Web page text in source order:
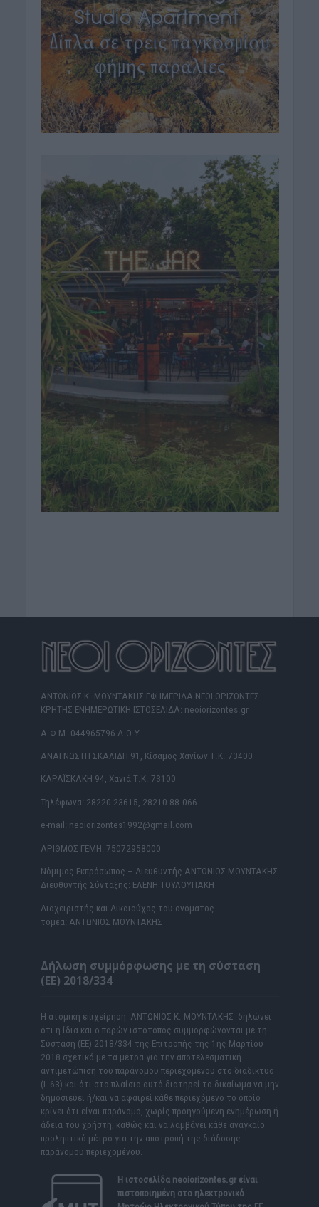
ΑΝΤΩΝΙΟΣ Κ. ΜΟΥΝΤΑΚΗΣ ΕΦΗΜΕΡΙΔΑ ΝΕΟΙ ΟΡΙΖΟΝΤΕΣ
ΚΡΗΤΗΣ ΕΝΗΜΕΡΩΤΙΚΗ ΙΣΤΟΣΕΛΙΔΑ: neoiorizontes.gr
Α.Φ.Μ. 044965796 Δ.Ο.Υ.
ΑΝΑΓΝΩΣΤΗ ΣΚΑΛΙΔΗ 91, Κίσαμος Χανίων Τ.Κ. 73400
ΚΑΡΑΪΣΚΑΚΗ 94, Χανιά Τ.Κ. 73100
Τηλέφωνα: 28220 23615, 28210 88.066
e-mail: neoiorizontes1992@gmail.com
ΑΡΙΘΜΟΣ ΓΕΜΗ: 75072958000
Νόμιμος Εκπρόσωπος – Διευθυντής ΑΝΤΩΝΙΟΣ ΜΟΥΝΤΑΚΗΣ
Διευθυντής Σύνταξης: ΕΛΕΝΗ ΤΟΥΛΟΥΠΑΚΗ
Διαχειριστής και Δικαιούχος του ονόματος
τομέα: ΑΝΤΩΝΙΟΣ ΜΟΥΝΤΑΚΗΣ
Δήλωση συμμόρφωσης με τη σύσταση
(ΕΕ) 2018/334
Η ατομική επιχείρηση ΑΝΤΩΝΙΟΣ Κ. ΜΟΥΝΤΑΚΗΣ δηλώνει
ότι η ίδια και ο παρών ιστότοπος συμμορφώνονται με τη
Σύσταση (ΕΕ) 2018/334 της Επιτροπής της 1ης Μαρτίου
2018 σχετικά με τα μέτρα για την αποτελεσματική
αντιμετώπιση του παράνομου περιεχομένου στο διαδίκτυο
(L 63) και ότι στο πλαίσιο αυτό διατηρεί το δικαίωμα να μην
δημοσιεύει ή/και να αφαιρεί κάθε περιεχόμενο το οποίο
κρίνει ότι είναι παράνομο, χωρίς προηγούμενη ενημέρωση ή
άδεια του χρήστη, καθώς και να λαμβάνει κάθε αναγκαίο
προληπτικό μέτρο για την αποτροπή της διάδοσης
παράνομου περιεχομένου.
Η ιστοσελίδα neoiorizontes.grείναι
πιστοποιημένη στο ηλεκτρονικό